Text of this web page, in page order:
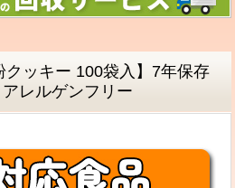
ッキー 100袋入】7年保存
レルゲンフリー